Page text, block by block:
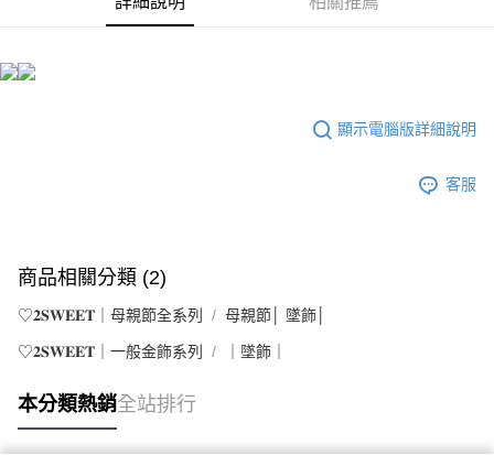
顯示電腦版詳細說明
客服
商品相關分類 (2)
♡𝟐𝐒𝐖𝐄𝐄𝐓｜母親節全系列 母親節│ 墜飾│
♡𝟐𝐒𝐖𝐄𝐄𝐓｜一般金飾系列 ｜墜飾｜
本分類熱銷全站排行